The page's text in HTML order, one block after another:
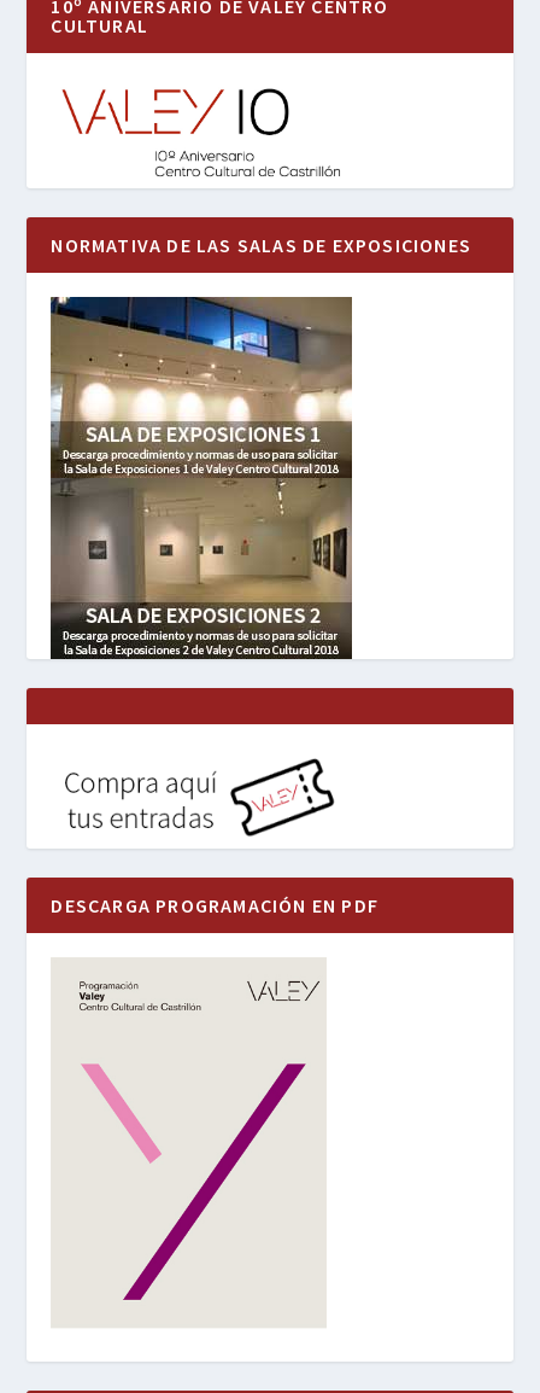
10º ANIVERSARIO DE VALEY CENTRO
CULTURAL
NORMATIVA DE LAS SALAS DE EXPOSICIONES
DESCARGA PROGRAMACIÓN EN PDF